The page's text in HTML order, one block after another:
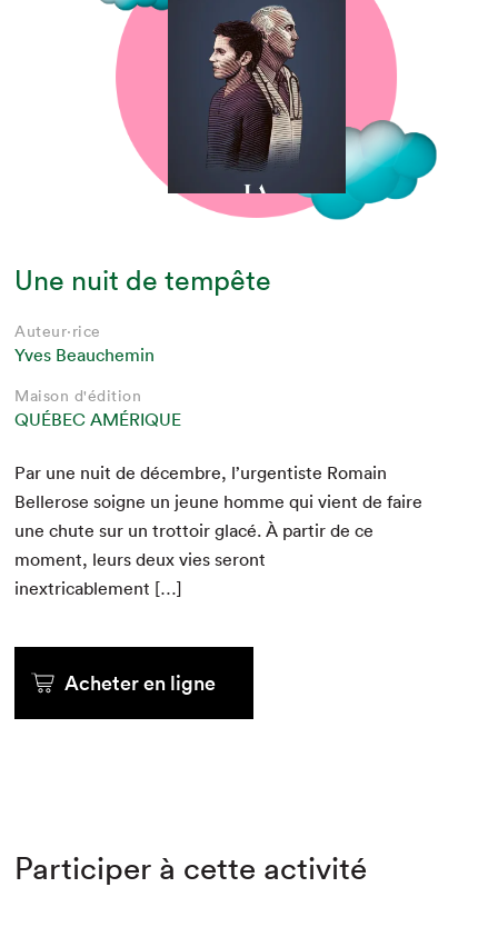
Une nuit de tempête
Auteur·rice
Yves Beauchemin
Maison d'édition
QUÉBEC AMÉRIQUE
Par une nuit de décem­bre, l’urgentiste Romain
Bellerose soigne un jeune homme qui vient de faire
une chute sur un trot­toir glacé. À par­tir de ce
moment, leurs deux vies seront
inextricablement […]
Acheter en ligne
Participer à cette activité